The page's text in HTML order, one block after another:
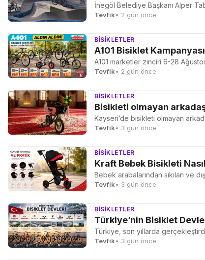
İnegöl Belediye Başkanı Alper
Tevfik• 2 gün önce
BISIKLETLER
A101 Bisiklet
A101 marketler zinciri 6-28
Tevfik• 2 gün önce
BISIKLETLER
Bisikleti olmayan
Kayseri’de bisikleti olmayan
Tevfik• 3 gün önce
BISIKLETLER
Kraft Bebek Bisikleti
Bebek arabalarından sıkılan ve
Tevfik• 3 gün önce
BISIKLETLER
Türkiye’nin Bisiklet
Türkiye, son yıllarda
Tevfik• 3 gün önce